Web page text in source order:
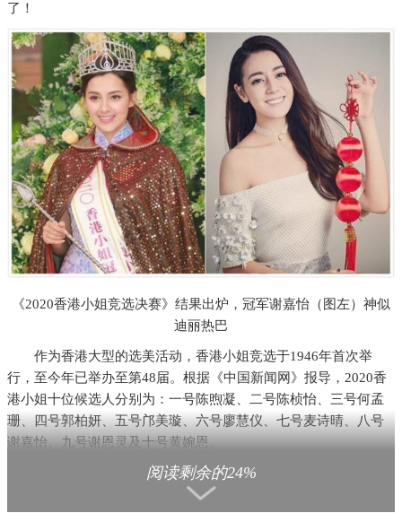
了！
《2020香港小姐竞选决赛》结果出炉，冠军谢嘉怡（图左）神似
迪丽热巴
作为香港大型的选美活动，香港小姐竞选于1946年首次举
行，至今年已举办至第48届。根据《中国新闻网》报导，2020香
港小姐十位候选人分别为：一号陈煦凝、二号陈桢怡、三号何孟
珊、四号郭柏妍、五号邝美璇、六号廖慧仪、七号麦诗晴、八号
谢嘉怡、九号谢恩灵及十号黄婉恩。
阅读剩余的24%